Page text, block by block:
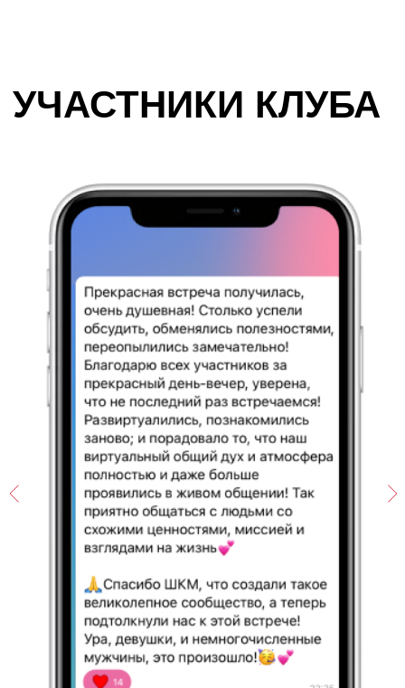
вакансиям для
мы предлагаем только
участникам Клуба
Становятся лидерами
клуба, пишут статьи и
проводят мероприятия